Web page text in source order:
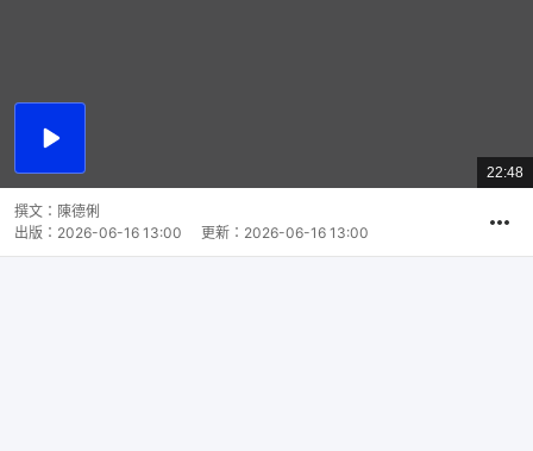
播
總
共
間
22:48
撰文： 陳德俐
出版： 2026-06-16 13:00 更新： 2026-06-16 13:00